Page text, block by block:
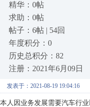
精华：0帖
求助：0帖
帖子：6帖 | 54回
年度积分：0
历史总积分：82
注册：2021年6月09日
发表于：2021-08-19 19:04:16
本人因业务发展需要汽车行